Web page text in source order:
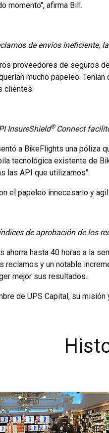
momento", afirma Bill.
de envíos ineficiente,
proveedores de seguros
mucho papeleo.
clientes.
InsureShield® Connect
a BikeFlights una póliza
tecnológica existente de
las API que utilizamos".
el papeleo innecesario y
de aprobación de los
ahorra hasta 40 horas a la
reclamos y un notable
mejor sus resultados.
de UPS Capital, su